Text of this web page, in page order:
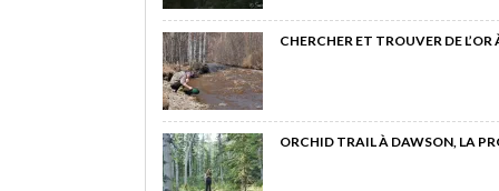
CHERCHER ET TROUVER DE
ORCHID TRAIL À DAWSON, LA